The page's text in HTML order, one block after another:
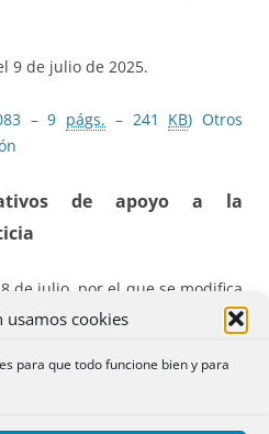
usamos cookies
para que todo funcione bien y para
9 de julio de 2025.
– 9 págs. – 241 KB) Otros
de apoyo a la
de julio, por el que se modifica
de 6 de febrero, por el que se
administrativos de apoyo a